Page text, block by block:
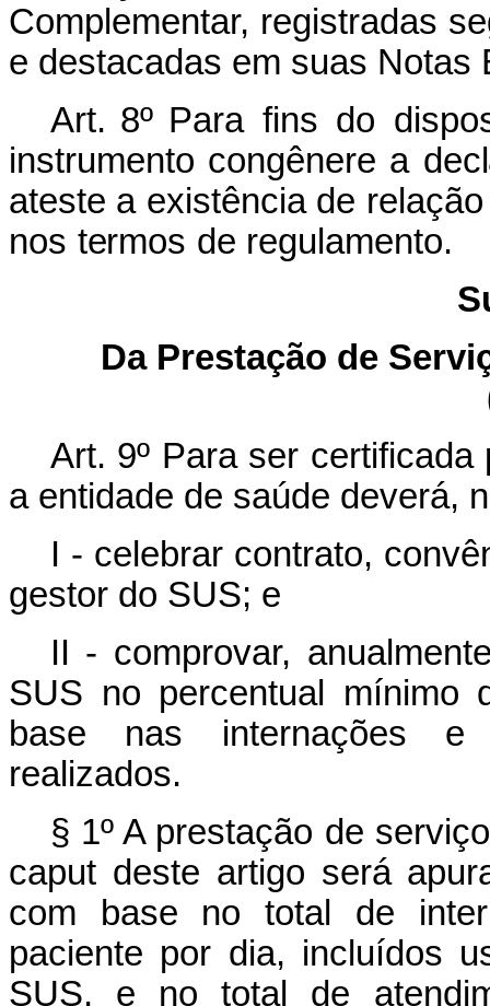
Complementar, registradas
e destacadas em suas Notas
Art. 8º Para fins do dispo
instrumento congênere a dec
ateste a existência de re ação
nos termos de regulamento.
Da Prestação de
Art. 9º Para ser
a entidade de saúde deverá,
I - celebrar contrato,
gestor do SUS; e
II - comprovar,
SUS no percentual mínimo
base nas internações e
realizados.
§ 1º A prestação de
caput deste artigo será
com base no total de
paciente por dia, incluídos
SUS, e no total de